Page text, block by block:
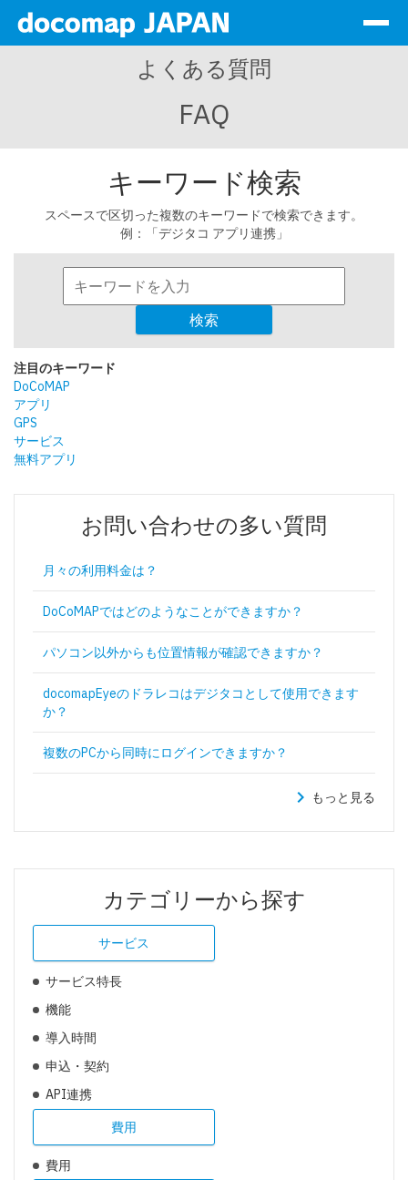
Sales Partners
Contact Form
EN
日本語
English
よくある質問
FAQ
キーワード検索
スペースで区切った複数のキーワードで検索できます。
例：「デジタコ アプリ連携」
検索
注目のキーワード
DoCoMAP
アプリ
GPS
サービス
無料アプリ
お問い合わせの多い質問
月々の利用料金は？
DoCoMAPではどのようなことができますか？
パソコン以外からも位置情報が確認できますか？
docomapEyeのドラレコはデジタコとして使用できます
か？
複数のPCから同時にログインできますか？
chevron_right もっと見る
カテゴリーから探す
サービス
サービス特長
機能
導入時間
申込・契約
API連携
費用
費用